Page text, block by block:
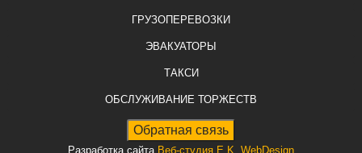
ГРУЗОПЕРЕВОЗКИ
ЭВАКУАТОРЫ
ТАКСИ
ОБСЛУЖИВАНИЕ ТОРЖЕСТВ
Разработка сайта Веб-студия E.K. WebDesign